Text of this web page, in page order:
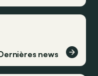
news